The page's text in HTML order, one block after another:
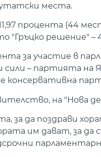
места.
процента (44
"Гръцко решение" –
за участие в
– партията на
консервативна
на "Нова
да поздрави
им дават, за да